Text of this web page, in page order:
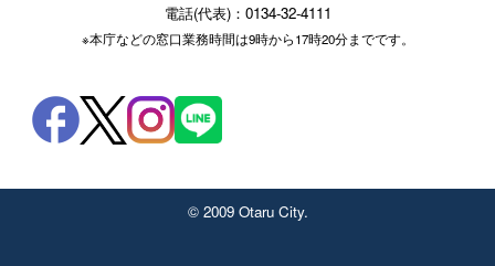
電話(代表)：0134-32-4111
※本庁などの窓口業務時間は9時から17時20分までです。
© 2009 Otaru City.